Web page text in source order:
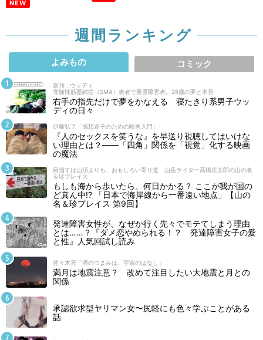
葉。「今、泣かなくていい。まだ先がある。そこ
で頑張れ！」
6/9
要なのは、うまいヤツがまわりをカバーしてチー
ムのために全力を尽くすこと」
6/2
大黒将志がどのチームでも点を取れる秘密は、
「自分も環境も疑わない」精神にあり!?
4/28
栃木SC 大黒将志を本気にさせ日本代表まで導い
た存在。愛犬ラオウとの出会いと別れの17年
4/21 公開終了
大黒将志、流浪のストライカーへの第１歩。プロ
３年目にコンサドーレ札幌への移籍を決断！
4/14 公開終了
J２史上初の100ゴール！ 大黒将志はバリバリ
4/7
NEW
週間ランキング
よみもの コミック
新刊 : ウッディ
脊髄性筋萎縮症（SMA）患者で重度障害者。28歳の夢と本音
右手の指先だけで夢をかなえる 寝たきり系男子ウッ
ディの日々
伊藤弘了「感想迷子のための映画入門」
『人のセックスを笑うな』を早送り視聴してはいけな
い理由とは？――「四角」関係を「視覚」化する映画
の魔法
目指すは山頂よりも、おもしろい寄り道 山岳ライター高橋庄太郎の山の名
＆珍プレイス
もしも海から歩いたら、何日かかる？ ここが我が国の
ど真ん中!? 「日本で海岸線から一番遠い地点」【山の
名＆珍プレイス 第9回】
発達障害女性が、なぜか行く先々でモテてしまう理由
とは……？『ダメ恋やめられる！？ 発達障害女子の愛
と性』人気回試し読み
佐々木亮「酒のつまみは、宇宙のはなし」
満月は地震注意？ 改めて注目したい大地震と月との
関係
承認欲求型ヤリマン女〜尻軽にも色々学ぶことがある
話